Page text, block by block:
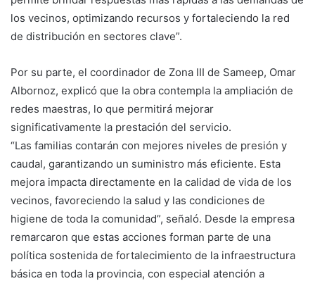
los vecinos, optimizando recursos y fortaleciendo la red
de distribución en sectores clave”.
Por su parte, el coordinador de Zona III de Sameep, Omar
Albornoz, explicó que la obra contempla la ampliación de
redes maestras, lo que permitirá mejorar
significativamente la prestación del servicio.
“Las familias contarán con mejores niveles de presión y
caudal, garantizando un suministro más eficiente. Esta
mejora impacta directamente en la calidad de vida de los
vecinos, favoreciendo la salud y las condiciones de
higiene de toda la comunidad”, señaló. Desde la empresa
remarcaron que estas acciones forman parte de una
política sostenida de fortalecimiento de la infraestructura
básica en toda la provincia, con especial atención a